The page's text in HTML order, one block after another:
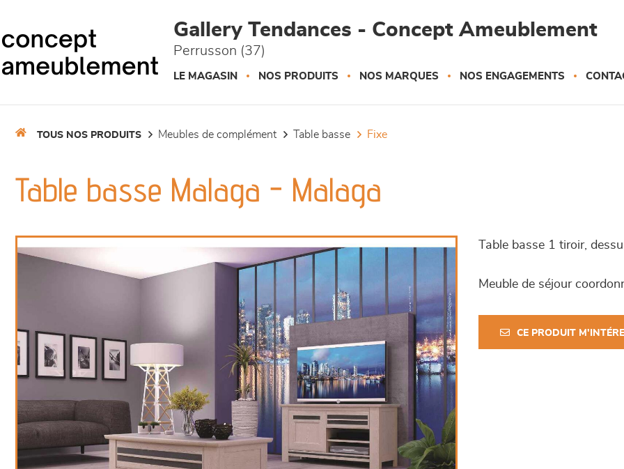
Gallery Tendances - Concept Ameublement
Perrusson (37)
LE MAGASIN NOS PRODUITS NOS MARQUES NOS ENGAGEMENTS
TOUS NOS PRODUITS meubles de complément table basse fixe
Table basse Malaga - Malaga
Table basse 1 tiroir,
Meuble de séjour
CE PRODUIT